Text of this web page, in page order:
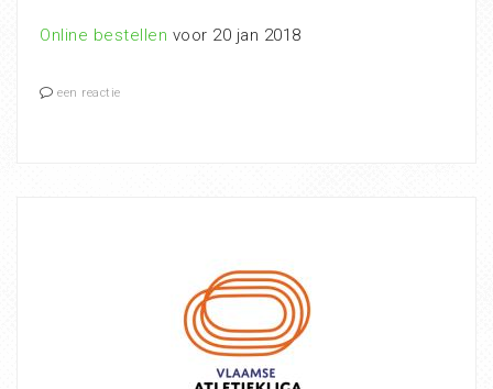
Online bestellen voor 20 jan 2018
een reactie